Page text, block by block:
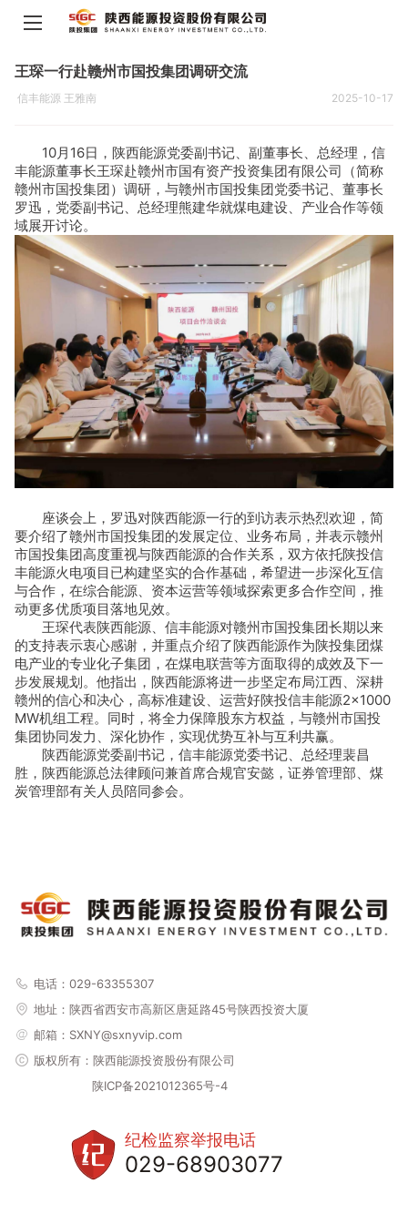
王琛一行赴赣州市国投集团调研交流
信丰能源 王雅南 2025-10-17
10月16日，陕西能源党委副书记、副董事长、总经理，信
丰能源董事长王琛赴赣州市国有资产投资集团有限公司（简称
赣州市国投集团）调研，与赣州市国投集团党委书记、董事长
罗迅，党委副书记、总经理熊建华就煤电建设、产业合作等领
域展开讨论。
座谈会上，罗迅对陕西能源一行的到访表示热烈欢迎，简
要介绍了赣州市国投集团的发展定位、业务布局，并表示赣州
市国投集团高度重视与陕西能源的合作关系，双方依托陕投信
丰能源火电项目已构建坚实的合作基础，希望进一步深化互信
与合作，在综合能源、资本运营等领域探索更多合作空间，推
动更多优质项目落地见效。
王琛代表陕西能源、信丰能源对赣州市国投集团长期以来
的支持表示衷心感谢，并重点介绍了陕西能源作为陕投集团煤
电产业的专业化子集团，在煤电联营等方面取得的成效及下一
步发展规划。他指出，陕西能源将进一步坚定布局江西、深耕
赣州的信心和决心，高标准建设、运营好陕投信丰能源2×1000
MW机组工程。同时，将全力保障股东方权益，与赣州市国投
集团协同发力、深化协作，实现优势互补与互利共赢。
陕西能源党委副书记，信丰能源党委书记、总经理裴昌
胜，陕西能源总法律顾问兼首席合规官安懿，证券管理部、煤
炭管理部有关人员陪同参会。
电话：029-63355307
地址： 陕西省西安市高新区唐延路45号陕西投资大厦
邮箱：SXNY@sxnyvip.com
版权所有：陕西能源投资股份有限公司
陕ICP备2021012365号-4
纪检监察举报电话
029-68903077